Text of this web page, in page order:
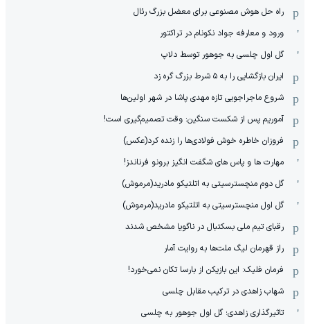
راه حل هوش مصنوعی برای معضل بزرگ رئال
ورود و معارفه جواد نکونام در تراکتور
گل اول چلسی به جوهور توسط دلاپ
ایران بازگشایی را به ۵ شرط بزرگ گره زد
شروع ماجراجویی تازه مهدی پاشا در شهر اولین‌ها
آموریم پس از شکست سنگین: وقت تصمیم‌گیری است!
فروزان خاطره خوش فولادی‌ها را زنده کرد(عکس)
مهارت ها و پاس های شگفت انگیز برونو فرناندز!
گل دوم منچسترسیتی به اتلتیکو مادرید(مرموش)
گل اول منچسترسیتی به اتلتیکو مادرید(مرموش)
رقبای تیم ملی بسکتبال در ناگویا مشخص‌ شدند
راز قهرمان لیگ ملت‌ها به روایت آمار
فرمان فلیک: این بازیکن از بارسا تکان نمی‌خورد!
شهاب زاهدی در ترکیب مقابل چلسی
تاثیرگذاری زاهدی؛ گل اول جوهور به چلسی